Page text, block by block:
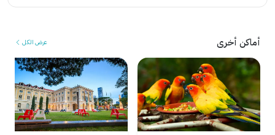
أماكن أخرى عرض الكل